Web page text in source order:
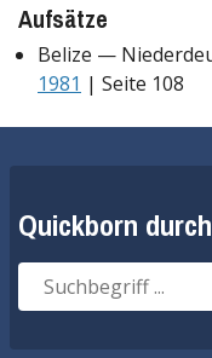
Aufsätze
Belize —
1981 | Seite 108
Quickborn
Suche
nach: